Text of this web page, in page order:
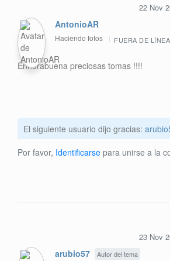
22 Nov
AntonioAR
Haciendo fotos FUERA DE LÍNEA
Enhorabuena preciosas tomas !!!!
El siguiente usuario dijo gracias:
Por favor, Identificarse para unirse a la
23 Nov
arubio57 Autor del tema